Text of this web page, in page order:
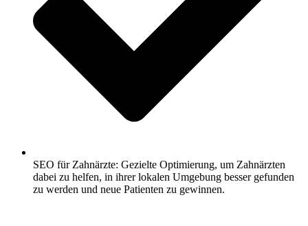
SEO für Zahnärzte: Gezielte Optimierung, um Zahnärzten
dabei zu helfen, in ihrer lokalen Umgebung besser gefunden
zu werden und neue Patienten zu gewinnen.